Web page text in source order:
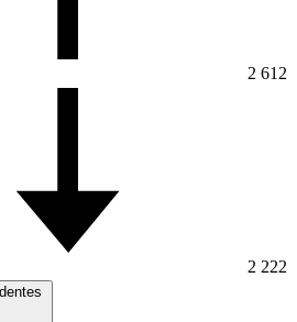
2 612
2 222